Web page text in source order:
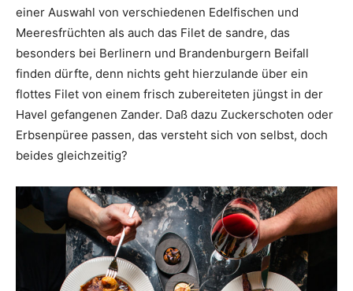
einer Auswahl von verschiedenen Edelfischen und
Meeresfrüchten als auch das Filet de sandre, das
besonders bei Berlinern und Brandenburgern Beifall
finden dürfte, denn nichts geht hierzulande über ein
flottes Filet von einem frisch zubereiteten jüngst in der
Havel gefangenen Zander. Daß dazu Zuckerschoten oder
Erbsenpüree passen, das versteht sich von selbst, doch
beides gleichzeitig?